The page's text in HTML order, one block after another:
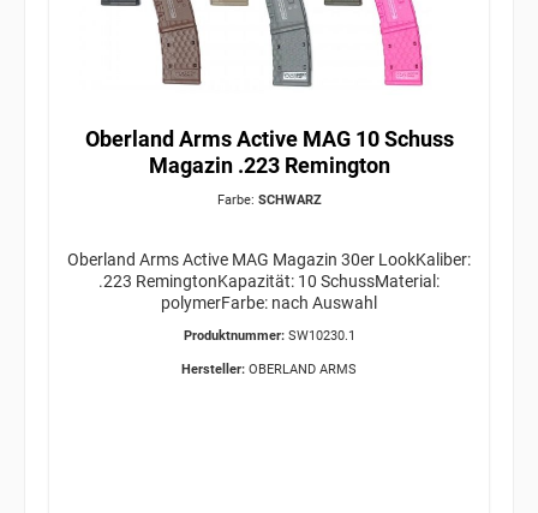
Oberland Arms Active MAG 10 Schuss
Magazin .223 Remington
Farbe: SCHWARZ
Oberland Arms Active MAG Magazin 30er LookKaliber:
.223 RemingtonKapazität: 10 SchussMaterial:
polymerFarbe: nach Auswahl
Produktnummer: SW10230.1
Hersteller: OBERLAND ARMS